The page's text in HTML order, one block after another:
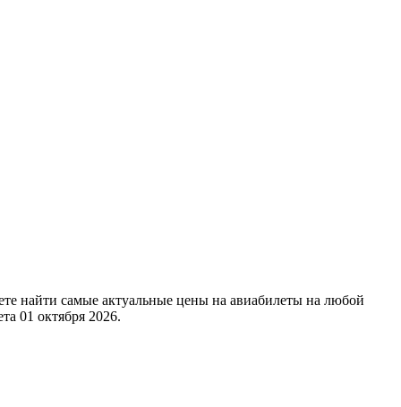
найти самые актуальные цены на авиабилеты на любой
01 октября 2026.